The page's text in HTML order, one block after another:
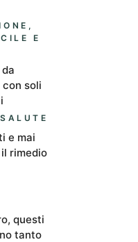
,
E
soli
SALUTE
e mai
rimedio
questi
tanto